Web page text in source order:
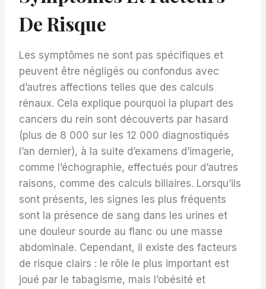
De Risque
Les symptômes ne sont pas spécifiques et
peuvent être négligés ou confondus avec
d’autres affections telles que des calculs
rénaux. Cela explique pourquoi la plupart des
cancers du rein sont découverts par hasard
(plus de 8 000 sur les 12 000 diagnostiqués
l’an dernier), à la suite d’examens d’imagerie,
comme l’échographie, effectués pour d’autres
raisons, comme des calculs biliaires. Lorsqu’ils
sont présents, les signes les plus fréquents
sont la présence de sang dans les urines et
une douleur sourde au flanc ou une masse
abdominale. Cependant, il existe des facteurs
de risque clairs : le rôle le plus important est
joué par le tabagisme, mais l’obésité et